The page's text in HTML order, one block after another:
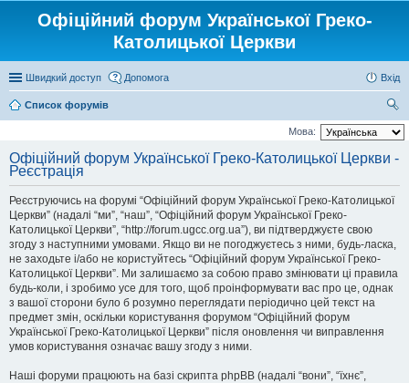
Офіційний форум Української Греко-
Католицької Церкви
Швидкий доступ Допомога Вхід
Список форумів
ош
Мова:
Офіційний форум Української Греко-Католицької Церкви -
Реєстрація
Реєструючись на форумі “Офіційний форум Української Греко-Католицької
Церкви” (надалі “ми”, “наш”, “Офіційний форум Української Греко-
Католицької Церкви”, “http://forum.ugcc.org.ua”), ви підтверджуєте свою
згоду з наступними умовами. Якщо ви не погоджуєтесь з ними, будь-ласка,
не заходьте і/або не користуйтесь “Офіційний форум Української Греко-
Католицької Церкви”. Ми залишаємо за собою право змінювати ці правила
будь-коли, і зробимо усе для того, щоб проінформувати вас про це, однак
з вашої сторони було б розумно переглядати періодично цей текст на
предмет змін, оскільки користування форумом “Офіційний форум
Української Греко-Католицької Церкви” після оновлення чи виправлення
умов користування означає вашу згоду з ними.
Наші форуми працюють на базі скрипта phpBB (надалі “вони”, “їхнє”,